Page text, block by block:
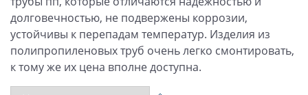
долговечностью, не подвержены коррозии,
устойчивы к перепадам температур. Изделия из
полипропиленовых труб очень легко смонтировать,
к тому же их цена вполне доступна.